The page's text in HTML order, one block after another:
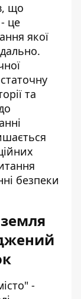
що
це
якої
та
безпеки
-